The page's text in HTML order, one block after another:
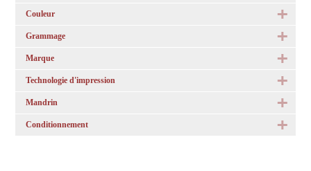
Couleur
Grammage
Marque
Technologie d'impression
Mandrin
Conditionnement